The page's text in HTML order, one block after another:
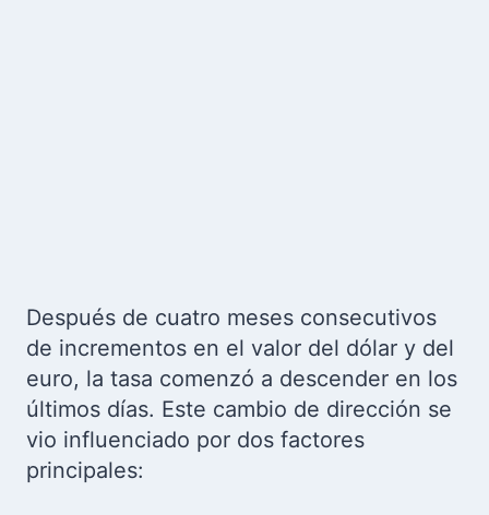
Después de cuatro meses consecutivos
de incrementos en el valor del dólar y del
euro, la tasa comenzó a descender en los
últimos días. Este cambio de dirección se
vio influenciado por dos factores
principales: